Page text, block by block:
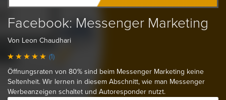
Facebook: Messenger Marketing
Von Leon Chaudhari
(1)
Öffnungsraten von 80% sind beim Messenger Marketing keine
Seltenheit. Wir lernen in diesem Abschnitt, wie man Messenger
Werbeanzeigen schaltet und Autoresponder nutzt.